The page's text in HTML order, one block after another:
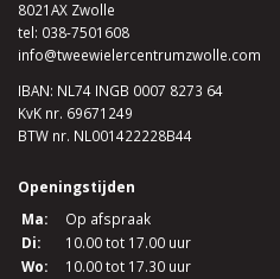
8021AX Zwolle
tel: 038-7501608
info@tweewielercentrumzwolle.com
IBAN: NL74 INGB 0007 8273 64
KvK nr. 69671249
BTW nr. NL001422228B44
Openingstijden
Ma:
Op afspraak
Di:
10.00 tot 17.00 uur
Wo:
10.00 tot 17.30 uur